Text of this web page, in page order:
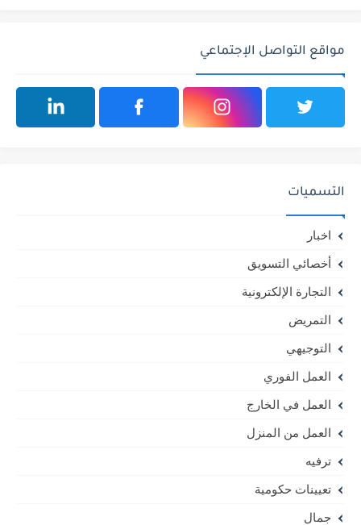
مواقع التواصل الإجتماعي
التسميات
اخبار
أخصائي التسويق
التجارة الإلكترونية
التمريض
التوجيهي
العمل الفوري
العمل في الخارج
العمل من المنزل
ترفيه
تعيينات حكومية
جمال